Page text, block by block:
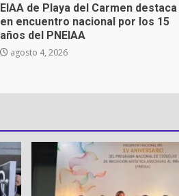
EIAA de Playa del Carmen destaca
en encuentro nacional por los 15
años del PNEIAA
agosto 4, 2026